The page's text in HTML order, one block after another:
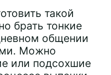
такой
брать тонкие
общении
Можно
или подсохшие